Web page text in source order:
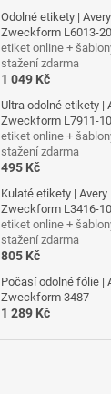
Odolné etikety | Avery
Zweckform L6013-20
etiket online +
stažení zdarma
1 049 Kč
Ultra odolné etikety |
Zweckform L7911-10
etiket online +
stažení zdarma
495 Kč
Kulaté etikety | Avery
Zweckform L3416-
etiket online +
stažení zdarma
805 Kč
Počasí odolné fólie |
Zweckform 3487
1 289 Kč